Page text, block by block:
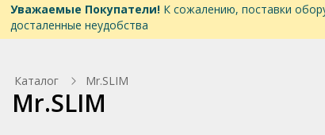
Уважаемые Покупатели!К сожалению, поставки
досталенные неудобства
Каталог Mr.SLIM
Mr.SLIM